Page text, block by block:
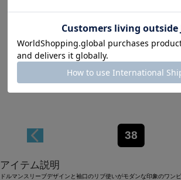
Length 113cm
38
アイテム説明
ドルマンスリーブデザインと袖口のリブ使いがモダンな印象のワン